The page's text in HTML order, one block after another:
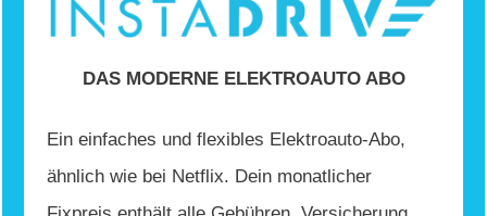
DAS MODERNE ELEKTROAUTO ABO
Ein einfaches und flexibles Elektroauto-Abo,
ähnlich wie bei Netflix. Dein monatlicher